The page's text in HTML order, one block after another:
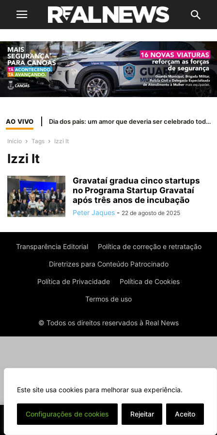
Este site usa cookies para melhorar sua experiência.
Configurações de cookies Rejeitar Aceito
AO VIVO Dia dos pais: um amor que deveria ser celebrado todos os dias
Início Tags Izzi It
Izzi It
Gravataí gradua cinco startups
no Programa Startup Gravataí
após três anos de incubação
Peter Jaques - 22 de agosto de 2025
Transparência Editorial Política de correção e retratação
Diretrizes para Conteúdo Patrocinado
Política de Privacidade Política de Cookies
Termos de uso
© Todos os direitos reservados à Real News